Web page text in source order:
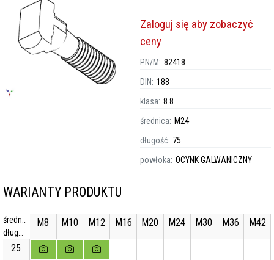
Zaloguj się aby zobaczyć
ceny
PN/M: 82418
DIN: 188
klasa: 8.8
średnica: M24
długość: 75
powłoka: OCYNK GALWANICZNY
WARIANTY PRODUKTU
długość
M8 M10 M12 M16 M20 M24 M30 M36 M42
25